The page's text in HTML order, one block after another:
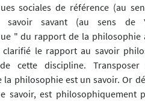
sociales de référence (au
savoir savant (au sens de
" du rapport de la philosophie
le rapport au savoir
cette discipline.
la philosophie est un savoir. Or
savoir, est philosophiquement